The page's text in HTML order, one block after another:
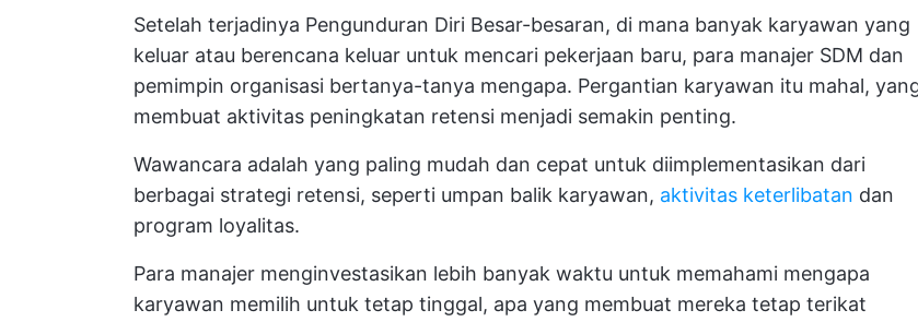
Setelah terjadinya Pengunduran Diri Besar-besaran, di mana banyak karyawan yang
keluar atau berencana keluar untuk mencari pekerjaan baru, para manajer SDM dan
pemimpin organisasi bertanya-tanya mengapa. Pergantian karyawan itu mahal,
membuat aktivitas peningkatan retensi menjadi semakin penting.
Wawancara adalah yang paling mudah dan cepat untuk diimplementasikan dari
berbagai strategi retensi, seperti umpan balik karyawan, aktivitas keterlibatan dan
program loyalitas.
Para manajer menginvestasikan lebih banyak waktu untuk memahami mengapa
karyawan memilih untuk tetap tinggal, apa yang membuat mereka tetap terikat